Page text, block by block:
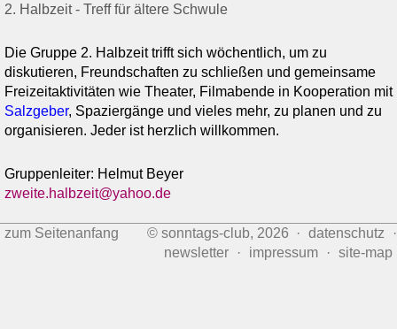
2. Halbzeit - Treff für ältere Schwule
Die Gruppe 2. Halbzeit trifft sich wöchentlich, um zu
diskutieren, Freundschaften zu schließen und gemeinsame
Freizeitaktivitäten wie Theater, Filmabende in Kooperation mit
Salzgeber, Spaziergänge und vieles mehr, zu planen und zu
organisieren. Jeder ist herzlich willkommen.
Gruppenleiter: Helmut Beyer
zweite.halbzeit@yahoo.de
zum Seitenanfang © sonntags-club, 2026 · datenschutz
·
newsletter
· impressum · site‑map